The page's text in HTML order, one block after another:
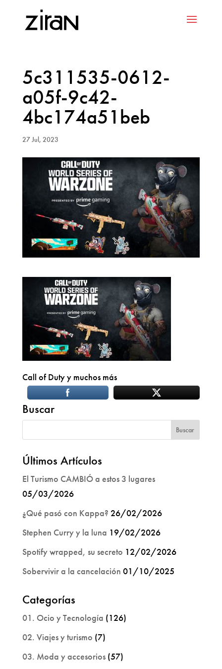
5c311535-0612-
a05f-9c42-
4bc174a51beb
27 Jul, 2023
Call of Duty y muchos más
Buscar
Últimos Artículos
El Turismo CAMBIÓ a estos 3 lugares
05/03/2026
¿Qué pasó con Kappa? 26/02/2026
Stephen Curry y la luna 19/02/2026
Spotify wrapped, su secreto 12/02/2026
Sobervivir a la cancelación 01/10/2025
Categorías
01. Ocio y Tecnología (126)
02. Viajes y turismo (7)
03. Moda y accesorios(57)